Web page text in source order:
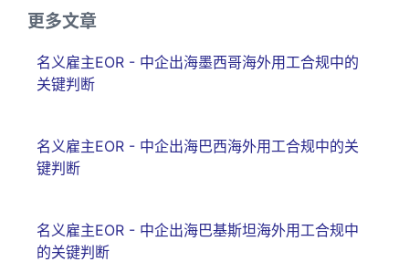
更多文章
名义雇主EOR - 中企出海墨西哥海外用工合规中的
关键判断
名义雇主EOR - 中企出海巴西海外用工合规中的关
键判断
名义雇主EOR - 中企出海巴基斯坦海外用工合规中
的关键判断